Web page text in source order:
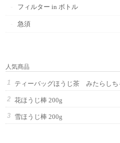
フィルター in ボトル
急須
人気商品
ティーバッグほうじ茶 みたらし
花ほうじ棒 200g
雪ほうじ棒 200g